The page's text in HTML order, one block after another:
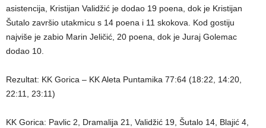
asistencija, Kristijan Validžić je dodao 19 poena, dok je Kristijan
Šutalo završio utakmicu s 14 poena i 11 skokova. Kod gostiju
najviše je zabio Marin Jeličić, 20 poena, dok je Juraj Golemac
dodao 10.
Rezultat: KK Gorica – KK Aleta Puntamika 77:64 (18:22, 14:20,
22:11, 23:11)
KK Gorica: Pavlic 2, Dramalija 21, Validžić 19, Šutalo 14, Blajić 4,